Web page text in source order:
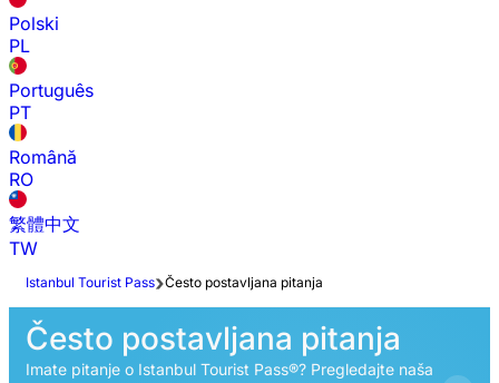
Polski
PL
Português
PT
Română
RO
繁體中文
TW
Istanbul Tourist Pass Često postavljana pitanja
Često postavljana pitanja
Imate pitanje o Istanbul Tourist Pass®? Pregledajte naša